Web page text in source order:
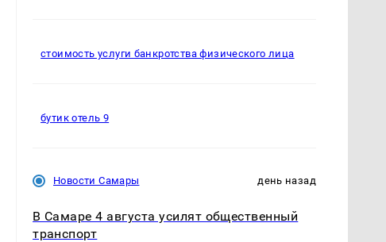
стоимость услуги банкротства физического лица
бутик отель 9
Новости Самары день назад
В Самаре 4 августа усилят общественный
транспорт